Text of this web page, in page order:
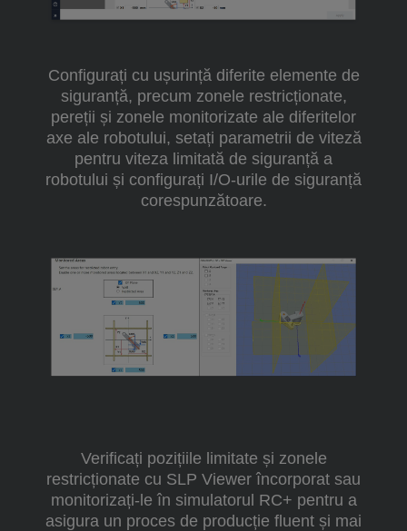
Configurați cu ușurință diferite elemente de
siguranță, precum zonele restricționate,
pereții și zonele monitorizate ale diferitelor
axe ale robotului, setați parametrii de viteză
pentru viteza limitată de siguranță a
robotului și configurați I/O-urile de siguranță
corespunzătoare.
Verificați pozițiile limitate și zonele
restricționate cu SLP Viewer încorporat sau
monitorizați-le în simulatorul RC+ pentru a
asigura un proces de producție fluent și mai